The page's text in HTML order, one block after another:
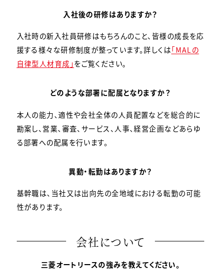
入社後の研修はありますか？
入社時の新入社員研修はもちろんのこと、皆様の成長を応
援する様々な研修制度が整っています。詳しくは「MALの
自律型人材育成」をご覧ください。
どのような部署に配属となりますか？
本人の能力、適性や会社全体の人員配置などを総合的に
勘案し、営業、審査、サービス、人事、経営企画などあらゆ
る部署への配属を行います。
異動・転勤はありますか？
基幹職は、当社又は出向先の全地域における転勤の可能
性があります。
会社について
三菱オートリースの強みを教えてください。